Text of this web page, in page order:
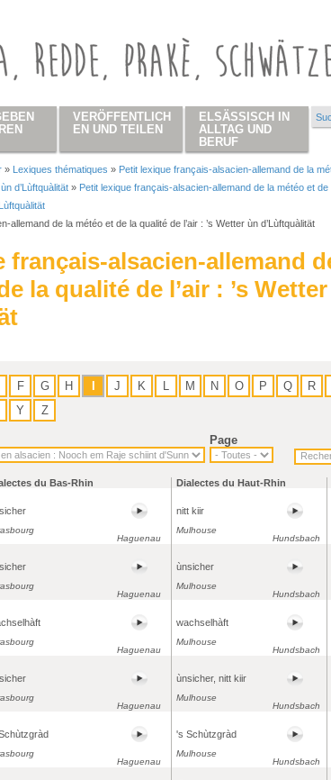
» Lexiques thématiques » Petit lexique français-alsacien-allemand de la
d’Lùftquàlität » Petit lexique français-alsacien-allemand de la météo et de
allemand de la météo et de la qualité de l’air : ’s Wetter ùn d’Lùftquàlität
français-alsacien-allemand
la qualité de l’air : ’s
F G H J K M N O P Q R
Y Z
Page
du Bas-Rhin Dialectes du Haut-Rhin
Haguenau
nitt kiir
Mulhouse
Hundsbach
Haguenau
ùnsicher
Mulhouse
Hundsbach
Haguenau
wachselhàft
Mulhouse
Hundsbach
Haguenau
ùnsicher, nitt kiir
Mulhouse
Hundsbach
Haguenau
's Schùtzgràd
Mulhouse
Hundsbach
VERÖFFENTLICH
EN UND TEILEN
ELSÄSSISCH IN
ALLTAG UND
BERUF